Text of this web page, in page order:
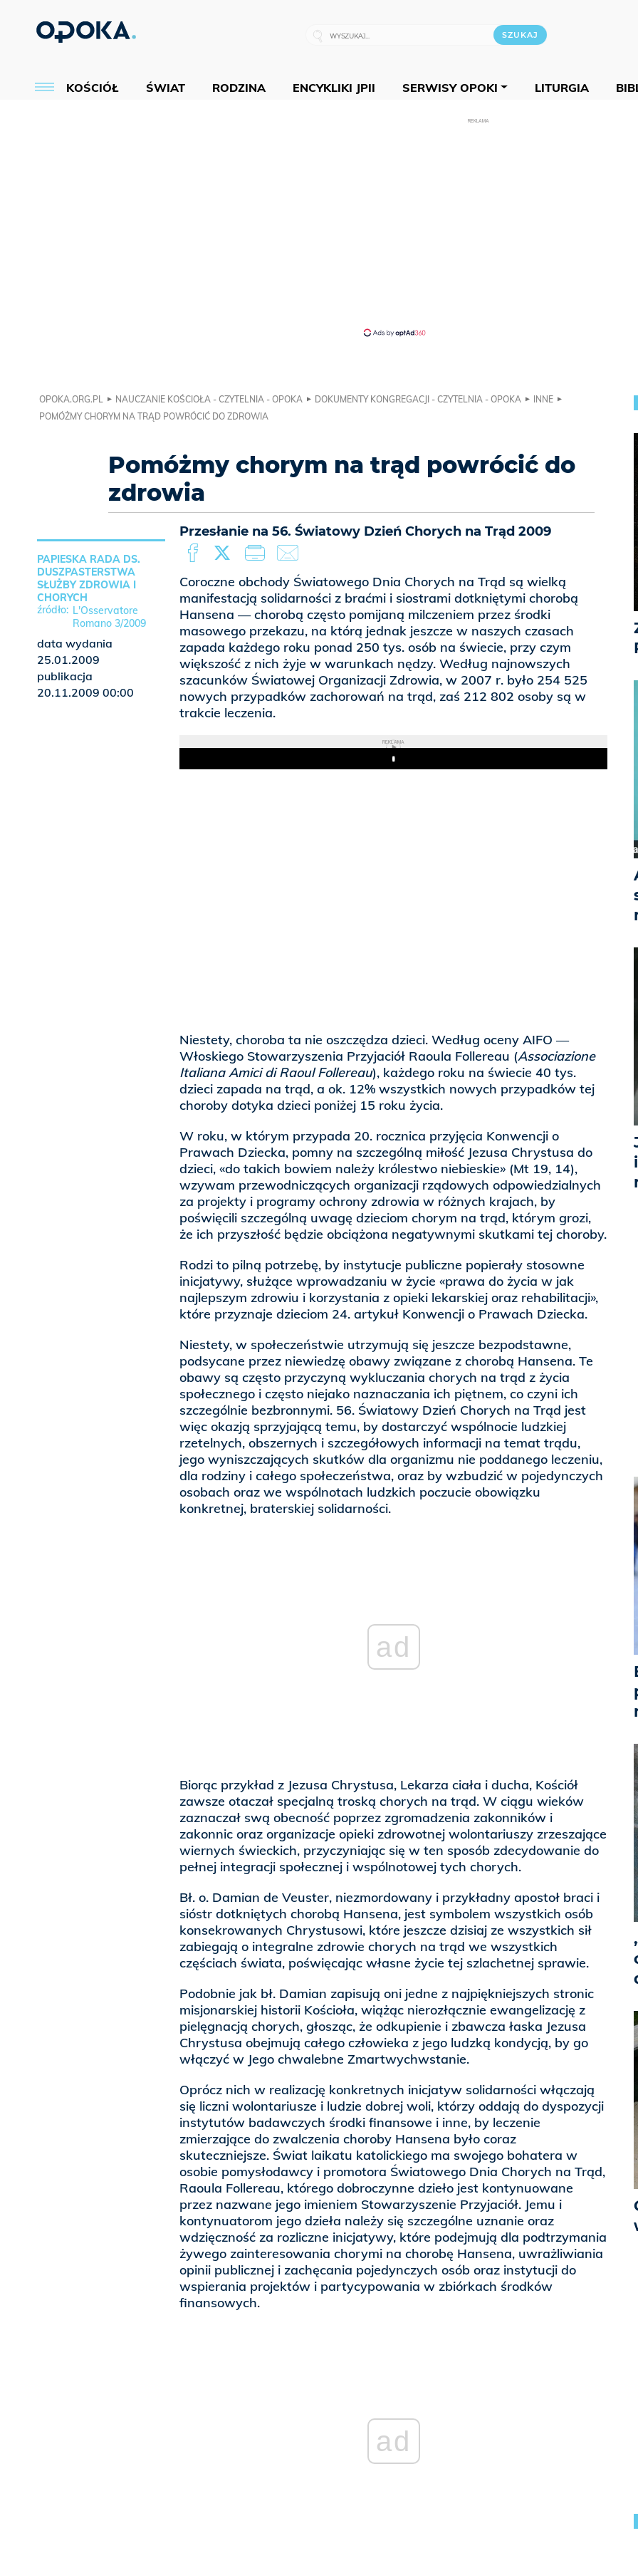
KOŚCIÓŁ ŚWIAT RODZINA ENCYKLIKI JPII SERWISY OPOKI LITURGIA
REKLAMA
OPOKA.ORG.PL NAUCZANIE KOŚCIOŁA - CZYTELNIA - OPOKA DOKUMENTY KONGREGACJI - CZYTELNIA - OPOKA
INNE
POMÓŻMY CHORYM NA TRĄD POWRÓCIĆ DO ZDROWIA
Pomóżmy chorym na trąd powrócić do
zdrowia
Przesłanie na 56. Światowy Dzień Chorych na Trąd 2009
Coroczne obchody Światowego Dnia Chorych na Trąd są wielką
manifestacją solidarności z braćmi i siostrami dotkniętymi chorobą
Hansena — chorobą często pomijaną milczeniem przez środki
masowego przekazu, na którą jednak jeszcze w naszych czasach
zapada każdego roku ponad 250 tys. osób na świecie, przy czym
większość z nich żyje w warunkach nędzy. Według najnowszych
szacunków Światowej Organizacji Zdrowia, w 2007 r. było 254 525
nowych przypadków zachorowań na trąd, zaś 212 802 osoby są w
trakcie leczenia.
REKLAMA
Play
Niestety, choroba ta nie oszczędza dzieci. Według oceny AIFO —
Włoskiego Stowarzyszenia Przyjaciół Raoula Follereau (Associazione
Italiana Amici di Raoul Follereau), każdego roku na świecie 40 tys.
dzieci zapada na trąd, a ok. 12% wszystkich nowych przypadków tej
choroby dotyka dzieci poniżej 15 roku życia.
W roku, w którym przypada 20. rocznica przyjęcia Konwencji o
Prawach Dziecka, pomny na szczególną miłość Jezusa Chrystusa do
dzieci, «do takich bowiem należy królestwo niebieskie» (Mt 19, 14),
wzywam przewodniczących organizacji rządowych odpowiedzialnych
za projekty i programy ochrony zdrowia w różnych krajach, by
poświęcili szczególną uwagę dzieciom chorym na trąd, którym grozi,
że ich przyszłość będzie obciążona negatywnymi skutkami tej choroby.
Rodzi to pilną potrzebę, by instytucje publiczne popierały stosowne
inicjatywy, służące wprowadzaniu w życie «prawa do życia w jak
najlepszym zdrowiu i korzystania z opieki lekarskiej oraz rehabilitacji»,
które przyznaje dzieciom 24. artykuł Konwencji o Prawach Dziecka.
Niestety, w społeczeństwie utrzymują się jeszcze bezpodstawne,
podsycane przez niewiedzę obawy związane z chorobą Hansena. Te
obawy są często przyczyną wykluczania chorych na trąd z życia
społecznego i często niejako naznaczania ich piętnem, co czyni ich
szczególnie bezbronnymi. 56. Światowy Dzień Chorych na Trąd jest
więc okazją sprzyjającą temu, by dostarczyć wspólnocie ludzkiej
rzetelnych, obszernych i szczegółowych informacji na temat trądu,
jego wyniszczających skutków dla organizmu nie poddanego leczeniu,
dla rodziny i całego społeczeństwa, oraz by wzbudzić w pojedynczych
osobach oraz we wspólnotach ludzkich poczucie obowiązku
konkretnej, braterskiej solidarności.
ad
Biorąc przykład z Jezusa Chrystusa, Lekarza ciała i ducha, Kościół
zawsze otaczał specjalną troską chorych na trąd. W ciągu wieków
zaznaczał swą obecność poprzez zgromadzenia zakonników i
zakonnic oraz organizacje opieki zdrowotnej wolontariuszy zrzeszające
wiernych świeckich, przyczyniając się w ten sposób zdecydowanie do
pełnej integracji społecznej i wspólnotowej tych chorych.
Bł. o. Damian de Veuster, niezmordowany i przykładny apostoł braci i
sióstr dotkniętych chorobą Hansena, jest symbolem wszystkich osób
konsekrowanych Chrystusowi, które jeszcze dzisiaj ze wszystkich sił
zabiegają o integralne zdrowie chorych na trąd we wszystkich
częściach świata, poświęcając własne życie tej szlachetnej sprawie.
Podobnie jak bł. Damian zapisują oni jedne z najpiękniejszych stronic
misjonarskiej historii Kościoła, wiążąc nierozłącznie ewangelizację z
pielęgnacją chorych, głosząc, że odkupienie i zbawcza łaska Jezusa
Chrystusa obejmują całego człowieka z jego ludzką kondycją, by go
włączyć w Jego chwalebne Zmartwychwstanie.
Oprócz nich w realizację konkretnych inicjatyw solidarności włączają
się liczni wolontariusze i ludzie dobrej woli, którzy oddają do dyspozycji
instytutów badawczych środki finansowe i inne, by leczenie
zmierzające do zwalczenia choroby Hansena było coraz
skuteczniejsze. Świat laikatu katolickiego ma swojego bohatera w
osobie pomysłodawcy i promotora Światowego Dnia Chorych na Trąd,
Raoula Follereau, którego dobroczynne dzieło jest kontynuowane
przez nazwane jego imieniem Stowarzyszenie Przyjaciół. Jemu i
kontynuatorom jego dzieła należy się szczególne uznanie oraz
wdzięczność za rozliczne inicjatywy, które podejmują dla podtrzymania
żywego zainteresowania chorymi na chorobę Hansena, uwrażliwiania
opinii publicznej i zachęcania pojedynczych osób oraz instytucji do
wspierania projektów i partycypowania w zbiórkach środków
finansowych.
ad
PAPIESKA RADA DS.
DUSZPASTERSTWA
SŁUŻBY ZDROWIA I
CHORYCH
L'Osservatore
Romano 3/2009
data wydania
25.01.2009
publikacja
20.11.2009 00:00